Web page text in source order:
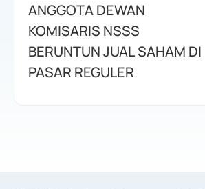
ANGGOTA DEWAN
KOMISARIS NSSS
BERUNTUN JUAL SAHAM DI
PASAR REGULER